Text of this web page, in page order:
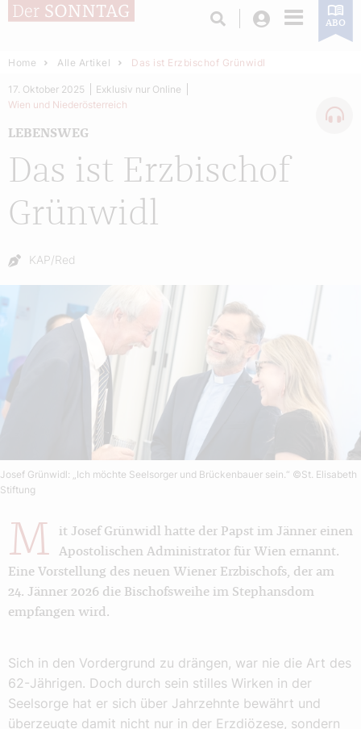
Login ABO
Home Alle Artikel Das ist Erzbischof Grünwidl
Das ist Erzbischof
Grünwidl
LEBENSWEG
17. Oktober 2025
Exklusiv nur Online
Wien und Niederösterreich
Autor:
KAP/Red
Josef Grünwidl: „Ich möchte Seelsorger und Brückenbauer sein.“ ©St. Elisabeth
Stiftung
M
it Josef Grünwidl hatte der Papst im Jänner einen
Apostolischen Administrator für Wien ernannt.
Eine Vorstellung des neuen Wiener Erzbischofs, der am
24. Jänner 2026 die Bischofsweihe im Stephansdom
empfangen wird.
Sich in den Vordergrund zu drängen, war nie die Art des
62-Jährigen. Doch durch sein stilles Wirken in der
Seelsorge hat er sich über Jahrzehnte bewährt und
überzeugte damit nicht nur in der Erzdiözese, sondern